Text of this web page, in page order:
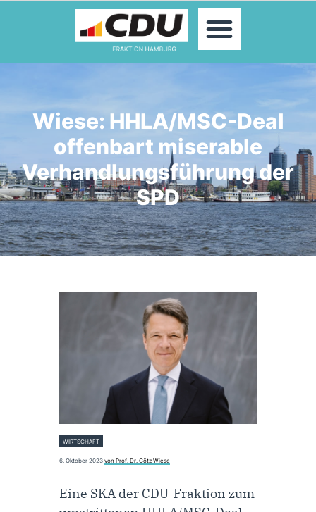
Wiese: HHLA/MSC-Deal
offenbart miserable
Verhandlungsführung der
SPD
MOIN!
ABGEORDNETE
KONTAKT
PRESSE
WIRTSCHAFT
6. Oktober 2023 von Prof. Dr. Götz Wiese
Eine SKA der CDU-Fraktion zum